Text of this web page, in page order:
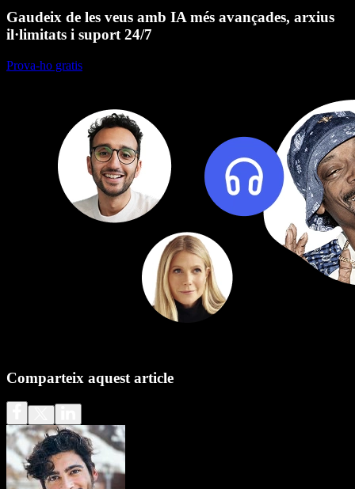
Gaudeix de les veus amb IA més avançades, arxius
il·limitats i suport 24/7
Prova-ho gratis
Comparteix aquest article